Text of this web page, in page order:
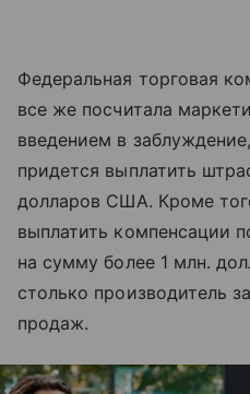
Федеральная торговая
все же посчитала
введением в
придется выплатить
долларов США. Кроме
выплатить компенсации
на сумму более 1 млн.
столько производитель
продаж.